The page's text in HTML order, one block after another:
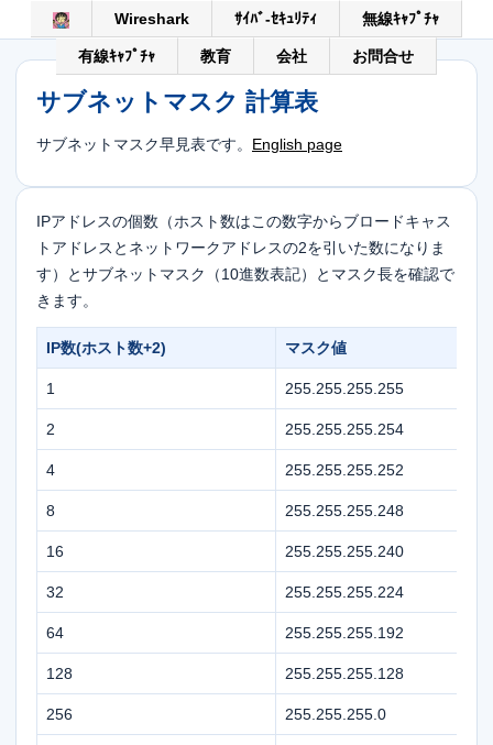
Wireshark ｻｲﾊﾞ-ｾｷｭﾘﾃｨ 無線ｷｬﾌﾟﾁｬ
有線ｷｬﾌﾟﾁｬ 教育 会社 お問合せ
サブネットマスク 計算表
サブネットマスク早見表です。 English page
IPアドレスの個数（ホスト数はこの数字からブロードキャス
トアドレスとネットワークアドレスの2を引いた数になりま
す）とサブネットマスク（10進数表記）とマスク長を確認で
きます。
IP数(ホスト数+2) マスク値
1 255.255.255.255
2 255.255.255.254
4 255.255.255.252
8 255.255.255.248
16 255.255.255.240
32 255.255.255.224
64 255.255.255.192
128 255.255.255.128
256 255.255.255.0